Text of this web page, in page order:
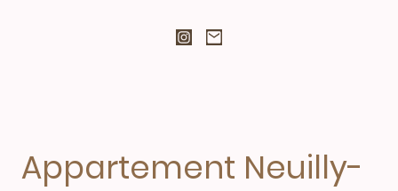
Appartement Neuilly-